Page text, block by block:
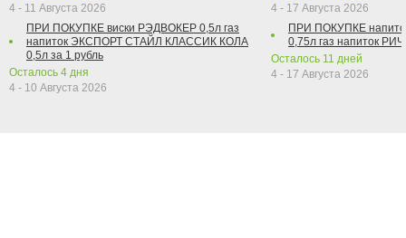
4 - 11 Августа 2026
ПРИ ПОКУПКЕ виски РЭДВОКЕР 0,5л газ
напиток ЭКСПОРТ СТАЙЛ КЛАССИК КОЛА
0,5л за 1 рубль
Осталось 4 дня
4 - 10 Августа 2026
4 - 17 Августа 2026
ПРИ ПОКУПКЕ
0,75л газ напиток
Осталось 11 дней
4 - 17 Августа 2026